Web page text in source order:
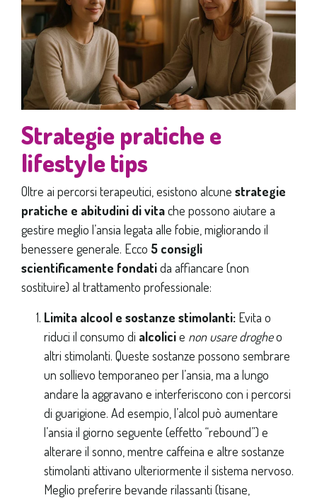
Strategie pratiche e
lifestyle tips
Oltre ai percorsi terapeutici, esistono alcune strategie
pratiche e abitudini di vitache possono aiutare a
gestire meglio l’ansia legata alle fobie, migliorando il
benessere generale. Ecco 5 consigli
scientificamente fondatida affiancare (non
sostituire) al trattamento professionale:
Limita alcool e sostanze stimolanti: Evita o
riduci il consumo di alcolicie non usare drogheo
altri stimolanti. Queste sostanze possono sembrare
un sollievo temporaneo per l’ansia, ma a lungo
andare la aggravano e interferiscono con i percorsi
di guarigione. Ad esempio, l’alcol può aumentare
l’ansia il giorno seguente (effetto “rebound”) e
alterare il sonno, mentre caffeina e altre sostanze
stimolanti attivano ulteriormente il sistema nervoso.
Meglio preferire bevande rilassanti (tisane,